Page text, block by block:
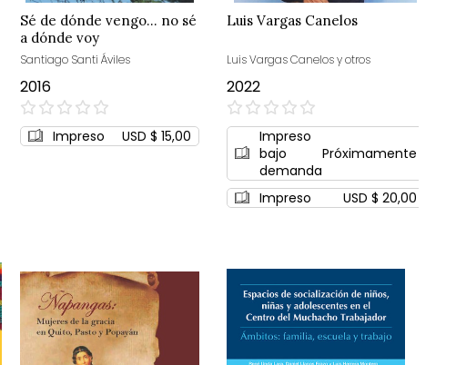
Sé de dónde vengo... no sé
a dónde voy
Santiago Santi Áviles
2016
0%
Impreso USD $ 15,00
Luis Vargas Canelos
Luis Vargas Canelos y otros
2022
0%
Impreso
bajo
demanda
Próximamente
Impreso USD $ 20,00